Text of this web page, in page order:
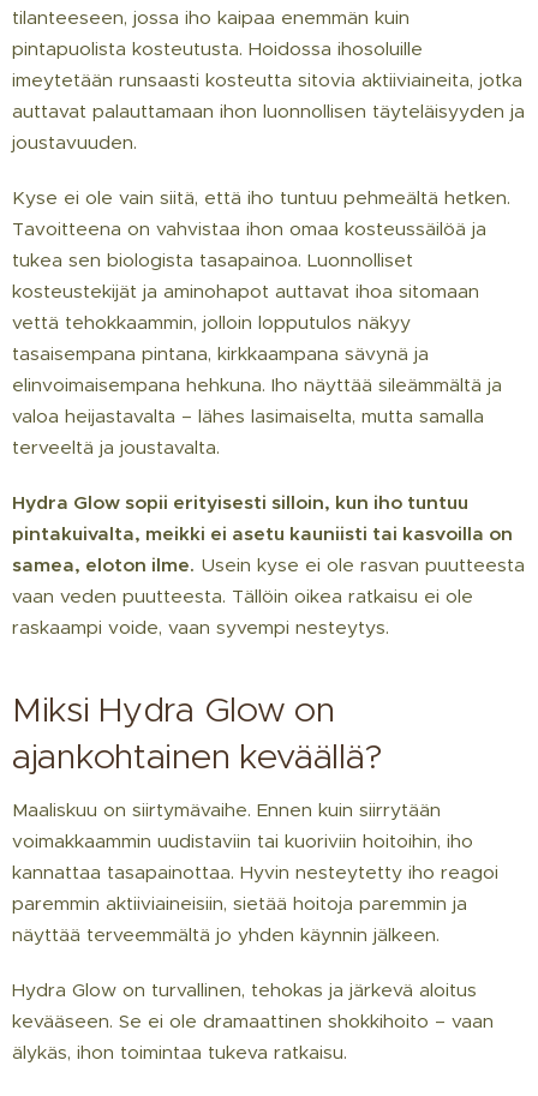
tilanteeseen, jossa iho kaipaa enemmän kuin
pintapuolista kosteutusta. Hoidossa ihosoluille
imeytetään runsaasti kosteutta sitovia aktiiviaineita, jotka
auttavat palauttamaan ihon luonnollisen täyteläisyyden ja
joustavuuden.
Kyse ei ole vain siitä, että iho tuntuu pehmeältä hetken.
Tavoitteena on vahvistaa ihon omaa kosteussäilöä ja
tukea sen biologista tasapainoa. Luonnolliset
kosteustekijät ja aminohapot auttavat ihoa sitomaan
vettä tehokkaammin, jolloin lopputulos näkyy
tasaisempana pintana, kirkkaampana sävynä ja
elinvoimaisempana hehkuna. Iho näyttää sileämmältä ja
valoa heijastavalta – lähes lasimaiselta, mutta samalla
terveeltä ja joustavalta.
Hydra Glow sopii erityisesti silloin, kun iho tuntuu
pintakuivalta, meikki ei asetu kauniisti tai kasvoilla on
samea, eloton ilme. Usein kyse ei ole rasvan puutteesta
vaan veden puutteesta. Tällöin oikea ratkaisu ei ole
raskaampi voide, vaan syvempi nesteytys.
Miksi Hydra Glow on
ajankohtainen keväällä?
Maaliskuu on siirtymävaihe. Ennen kuin siirrytään
voimakkaammin uudistaviin tai kuoriviin hoitoihin, iho
kannattaa tasapainottaa. Hyvin nesteytetty iho reagoi
paremmin aktiiviaineisiin, sietää hoitoja paremmin ja
näyttää terveemmältä jo yhden käynnin jälkeen.
Hydra Glow on turvallinen, tehokas ja järkevä aloitus
kevääseen. Se ei ole dramaattinen shokkihoito – vaan
älykäs, ihon toimintaa tukeva ratkaisu.